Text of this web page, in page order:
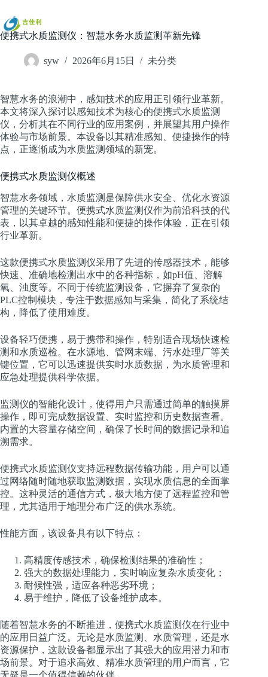
过
内
容
便携式水质监测仪：智慧水务水质监测革新先锋
syw 2026年6月15日 未分类
智慧水务的浪潮中，感知技术的应用正引领行业革新。
本文将深入探讨以感知技术为核心的便携式水质监测
仪，分析其在不同行业的应用案例，并展望其用户操作
体验与市场前景。本设备以其精准感知、便捷操作的特
点，正逐渐成为水质监测领域的新宠。
便携式水质监测仪概述
智慧水务领域，水质监测是保障供水安全、优化水资源
管理的关键环节。便携式水质监测仪作为前沿科技的代
表，以其卓越的感知性能和便捷的操作体验，正在引领
行业革新。
这款便携式水质监测仪采用了先进的传感器技术，能够
快速、准确地检测出水中的各种指标，如pH值、溶解
氧、浊度等。不同于传统监测设备，它摒弃了复杂的
PLC控制模块，专注于数据感知与采集，简化了系统结
构，降低了使用难度。
设备轻巧便携，易于携带和操作，特别适合现场快速检
测和水质巡检。在水源地、管网末端、污水处理厂等关
键位置，它可以迅速提供实时水质数据，为水质管理和
应急处理提供科学依据。
监测仪的智能化设计，使得用户只需通过简单的触摸屏
操作，即可完成数据设置、实时监控和历史数据查看。
内置的大容量存储空间，确保了长时间的数据记录和追
溯需求。
便携式水质监测仪支持远程数据传输功能，用户可以通
过网络随时随地获取监测数据，实现水质信息的全面掌
控。这种灵活的通信方式，极大地方便了远程监控和管
理，尤其适用于地理分布广泛的供水系统。
性能方面，该设备具有以下特点：
高精度传感技术，确保检测结果的准确性；
强大的数据处理能力，实时响应复杂水质变化；
耐候性强，适应各种恶劣环境；
易于维护，降低了设备维护成本。
随着智慧水务的不断推进，便携式水质监测仪在行业中
的应用日益广泛。无论是水质监测、水质管理，还是水
资源保护，这款设备都显示出了其强大的应用潜力和市
场前景。对于追求高效、精准水质管理的用户而言，它
无疑是一个值得信赖的伙伴。